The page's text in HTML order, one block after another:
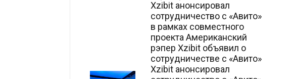
Xzibit анонсировал
сотрудничество с «Авито»
в рамках совместного
проекта Американский
рэпер Xzibit объявил о
сотрудничестве с «Авито»
Xzibit анонсировал